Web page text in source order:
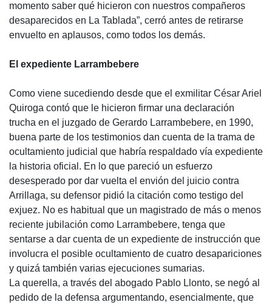
momento saber qué hicieron con nuestros compañeros
desaparecidos en La Tablada”, cerró antes de retirarse
envuelto en aplausos, como todos los demás.
El expediente Larrambebere
Como viene sucediendo desde que el exmilitar César Ariel
Quiroga contó que le hicieron firmar una declaración
trucha en el juzgado de Gerardo Larrambebere, en 1990,
buena parte de los testimonios dan cuenta de la trama de
ocultamiento judicial que habría respaldado vía expediente
la historia oficial. En lo que pareció un esfuerzo
desesperado por dar vuelta el envión del juicio contra
Arrillaga, su defensor pidió la citación como testigo del
exjuez. No es habitual que un magistrado de más o menos
reciente jubilación como Larrambebere, tenga que
sentarse a dar cuenta de un expediente de instrucción que
involucra el posible ocultamiento de cuatro desapariciones
y quizá también varias ejecuciones sumarias.
La querella, a través del abogado Pablo Llonto, se negó al
pedido de la defensa argumentando, esencialmente, que